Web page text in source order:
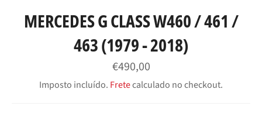
MERCEDES G CLASS W460 / 461 /
463 (1979 - 2018)
Preço
normal
€490,00
Imposto incluído. Fretecalculado no checkout.